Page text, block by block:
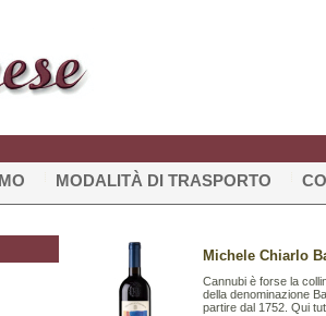
MODALITÀ DI TRASPORTO
Michele Chiarlo
Cannubi è forse la
della denominazione
partire dal 1752. Qui